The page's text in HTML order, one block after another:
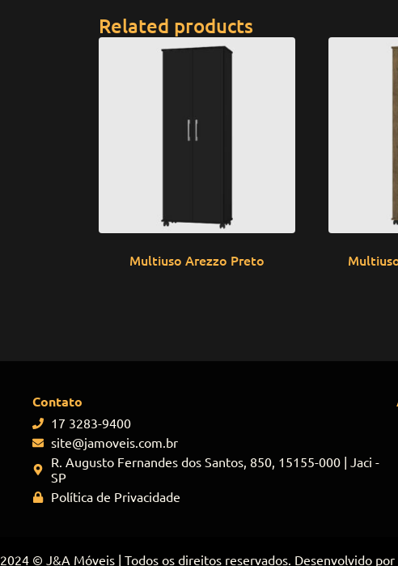
Related products
Multiuso Arezzo Preto
Contato
17 3283-9400
site@jamoveis.com.br
R. Augusto Fernandes dos Santos, 850, 15155-000 | Jaci -
SP
Política de Privacidade
2024 © J&A Móveis | Todos os direitos reservados. Desenvolvido por